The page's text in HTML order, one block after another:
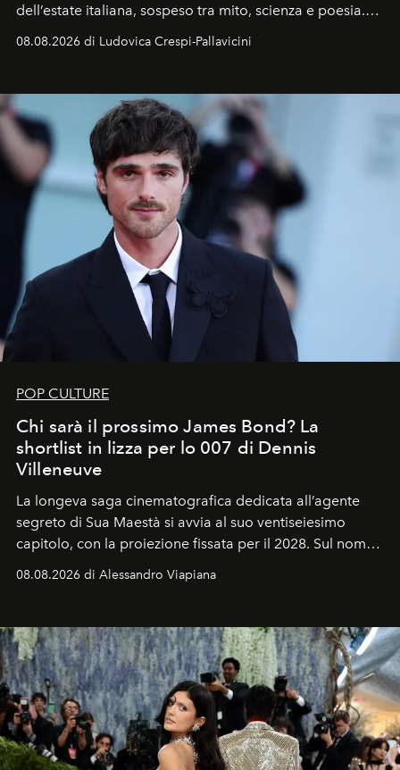
dell’estate italiana, sospeso tra mito, scienza e poesia.
celeste per seguire il passaggio delle
all’universo i desideri più segreti
08.08.2026 di Ludovica Crespi-Pallavicini
POP CULTURE
Chi sarà il prossimo James Bond? La
shortlist in lizza per lo 007 di Dennis
Villeneuve
La longeva saga cinematografica dedicata all’agente
segreto di Sua Maestà si avvia al suo ventiseiesimo
capitolo, con la proiezione fissata per il 2028. Sul nome
Craig, però, regna ancora il più assoluto riserbo.
08.08.2026 di Alessandro Viapiana